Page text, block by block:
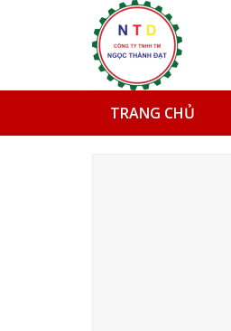
TRANG CHỦ